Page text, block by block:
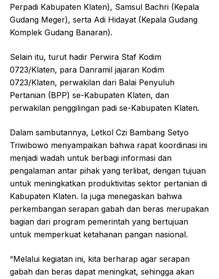
Perpadi Kabupaten Klaten), Samsul Bachri (Kepala
Gudang Meger), serta Adi Hidayat (Kepala Gudang
Komplek Gudang Banaran).
Selain itu, turut hadir Perwira Staf Kodim
0723/Klaten, para Danramil jajaran Kodim
0723/Klaten, perwakilan dari Balai Penyuluh
Pertanian (BPP) se-Kabupaten Klaten, dan
perwakilan penggilingan padi se-Kabupaten Klaten.
Dalam sambutannya, Letkol Czi Bambang Setyo
Triwibowo menyampaikan bahwa rapat koordinasi ini
menjadi wadah untuk berbagi informasi dan
pengalaman antar pihak yang terlibat, dengan tujuan
untuk meningkatkan produktivitas sektor pertanian di
Kabupaten Klaten. Ia juga menegaskan bahwa
perkembangan serapan gabah dan beras merupakan
bagian dari program pemerintah yang bertujuan
untuk memperkuat ketahanan pangan nasional.
“Melalui kegiatan ini, kita berharap agar serapan
gabah dan beras dapat meningkat, sehingga akan